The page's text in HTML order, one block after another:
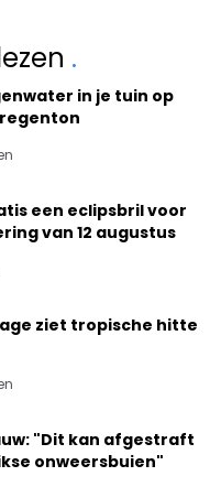
.
in je tuin op
een eclipsbril voor
van 12 augustus
ziet tropische hitte
"Dit kan afgestraft
onweersbuien"